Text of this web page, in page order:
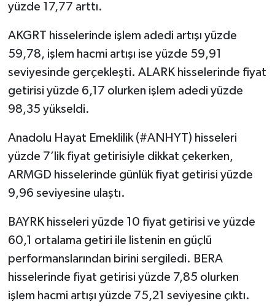
yüzde 17,77 arttı.
AKGRT hisselerinde işlem adedi artışı yüzde
59,78, işlem hacmi artışı ise yüzde 59,91
seviyesinde gerçekleşti. ALARK hisselerinde fiyat
getirisi yüzde 6,17 olurken işlem adedi yüzde
98,35 yükseldi.
Anadolu Hayat Emeklilik (#ANHYT) hisseleri
yüzde 7’lik fiyat getirisiyle dikkat çekerken,
ARMGD hisselerinde günlük fiyat getirisi yüzde
9,96 seviyesine ulaştı.
BAYRK hisseleri yüzde 10 fiyat getirisi ve yüzde
60,1 ortalama getiri ile listenin en güçlü
performanslarından birini sergiledi. BERA
hisselerinde fiyat getirisi yüzde 7,85 olurken
işlem hacmi artışı yüzde 75,21 seviyesine çıktı.